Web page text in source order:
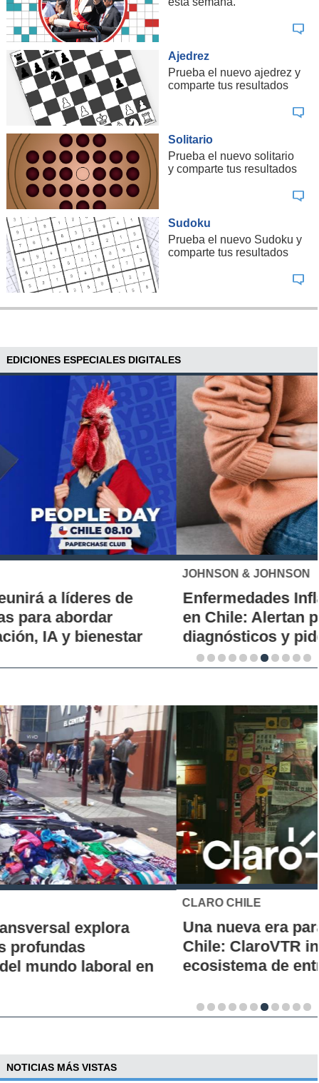
Ajedrez
Prueba el nuevo ajedrez y
comparte tus resultados
Solitario
Prueba el nuevo solitario
y comparte tus resultados
Sudoku
Prueba el nuevo Sudoku y
comparte tus resultados
EDICIONES ESPECIALES DIGITALES
Enfermedades Inflamatorias Intestinales
en Chile: Alertan por demoras en los
diagnósticos y piden ampliar acceso
Una nueva era para el streaming en
Chile: ClaroVTR integra Netflix a su
ecosistema de entretenimiento
NOTICIAS MÁS VISTAS